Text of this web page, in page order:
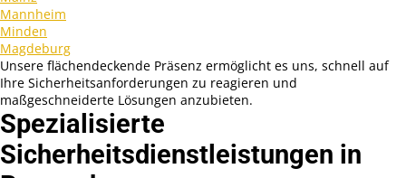
Mannheim
Minden
Magdeburg
Unsere flächendeckende Präsenz ermöglicht es uns, schnell auf
Ihre Sicherheitsanforderungen zu reagieren und
maßgeschneiderte Lösungen anzubieten.
Spezialisierte
Sicherheitsdienstleistungen in